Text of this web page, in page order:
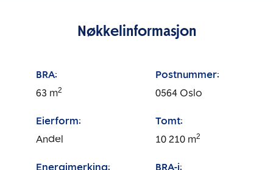
Nøkkelinformasjon
BRA:
63 m2
Postnummer:
0564 Oslo
Eierform:
Andel
Tomt:
10 210 m2
Energimerking:
BRA-i: